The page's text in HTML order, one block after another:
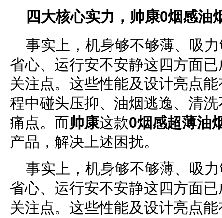
四大核心实力， 帅康0烟感油
事实上，机身够不够薄、吸
省心、运行安不安静这四方面
关注点。这些性能及设计亮点
程中碰头压抑、油烟逃逸、清
痛点。而帅康这款0烟感超薄油
产品，解决上述困扰。
事实上，机身够不够薄、吸
省心、运行安不安静这四方面
关注点。这些性能及设计亮点